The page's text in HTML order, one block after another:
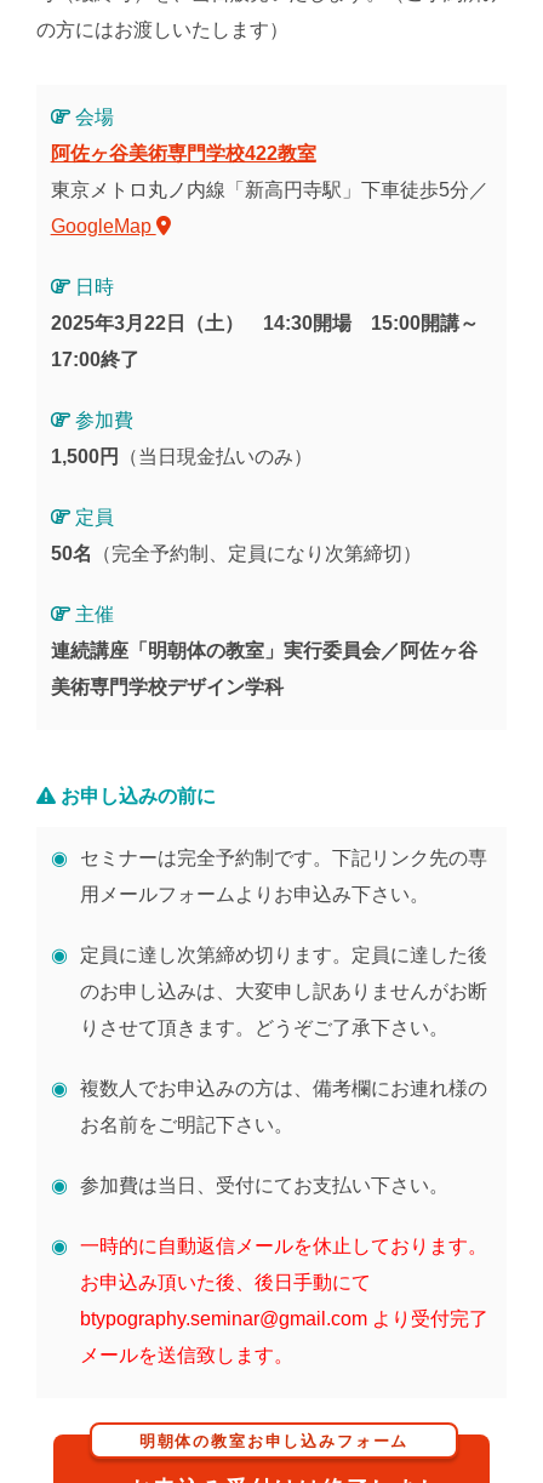
の方にはお渡しいたします）
会場
阿佐ヶ谷美術専門学校422教室
東京メトロ丸ノ内線「新高円寺駅」下車徒歩5分／
GoogleMap
日時
2025年3月22日（土） 14:30開場 15:00開講～
17:00終了
参加費
1,500円
（当日現金払いのみ）
定員
50名 （完全予約制、定員になり次第締切）
主催
連続講座「明朝体の教室」実行委員会／阿佐ヶ谷
美術専門学校デザイン学科
お申し込みの前に
セミナーは完全予約制です。下記リンク先の専
用メールフォームよりお申込み下さい。
定員に達し次第締め切ります。定員に達した後
のお申し込みは、大変申し訳ありませんがお断
りさせて頂きます。どうぞご了承下さい。
複数人でお申込みの方は、備考欄にお連れ様の
お名前をご明記下さい。
参加費は当日、受付にてお支払い下さい。
一時的に自動返信メールを休止しております。
お申込み頂いた後、後日手動にて
btypography.seminar@gmail.com より受付完了
メールを送信致します。
明朝体の教室お申し込みフォーム